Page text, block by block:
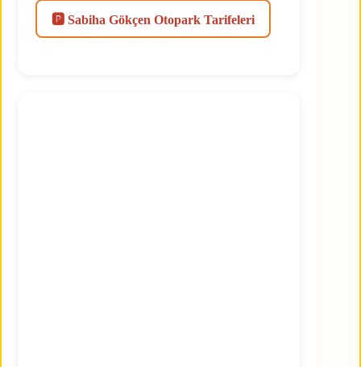
🅿️ Sabiha Gökçen Otopark Tarifeleri